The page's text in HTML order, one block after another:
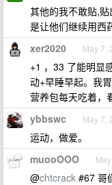
其他的我不敢贴,
是让他们继续用西
xer2020 May 7,
+1 ，33 了能明显
动+早睡早起。我
营养包每天吃着，
ybbswc May 7,
运动，做爱。
muooOOO
@chtcrack #67 哥